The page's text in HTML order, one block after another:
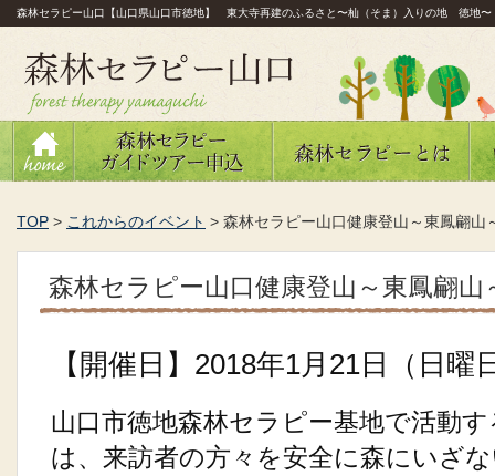
森林セラピー山口【山口県山口市徳地】 東大寺再建のふるさと〜杣（そま）入りの地 徳地〜
TOP > これからのイベント > 森林セラピー山口健康登山～東鳳翩山
森林セラピー山口健康登山～東鳳翩山
【開催日】2018年1月21日（日曜
山口市徳地森林セラピー基地で活動
は、来訪者の方々を安全に森にいざ